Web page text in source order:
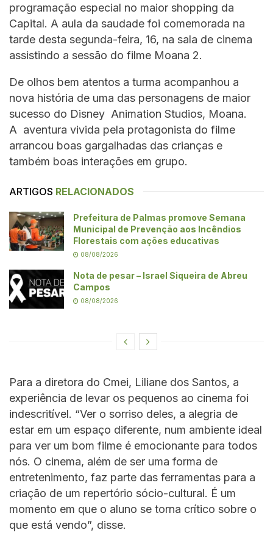
programação especial no maior shopping da
Capital. A aula da saudade foi comemorada na
tarde desta segunda-feira, 16, na sala de cinema
assistindo a sessão do filme Moana 2.
De olhos bem atentos a turma acompanhou a
nova história de uma das personagens de maior
sucesso do Disney Animation Studios, Moana.
A aventura vivida pela protagonista do filme
arrancou boas gargalhadas das crianças e
também boas interações em grupo.
ARTIGOS RELACIONADOS
Prefeitura de Palmas promove Semana
Municipal de Prevenção aos Incêndios
Florestais com ações educativas
08/08/2026
Nota de pesar – Israel Siqueira de Abreu
Campos
08/08/2026
Para a diretora do Cmei, Liliane dos Santos, a
experiência de levar os pequenos ao cinema foi
indescritível. “Ver o sorriso deles, a alegria de
estar em um espaço diferente, num ambiente ideal
para ver um bom filme é emocionante para todos
nós. O cinema, além de ser uma forma de
entretenimento, faz parte das ferramentas para a
criação de um repertório sócio-cultural. É um
momento em que o aluno se torna crítico sobre o
que está vendo”, disse.